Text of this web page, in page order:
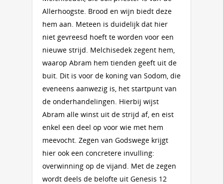
Allerhoogste. Brood en wijn biedt deze
hem aan. Meteen is duidelijk dat hier
niet gevreesd hoeft te worden voor een
nieuwe strijd. Melchisedek zegent hem,
waarop Abram hem tienden geeft uit de
buit. Dit is voor de koning van Sodom, die
eveneens aanwezig is, het startpunt van
de onderhandelingen. Hierbij wijst
Abram alle winst uit de strijd af, en eist
enkel een deel op voor wie met hem
meevocht. Zegen van Godswege krijgt
hier ook een concretere invulling:
overwinning op de vijand. Met de zegen
wordt deels de belofte uit Genesis 12